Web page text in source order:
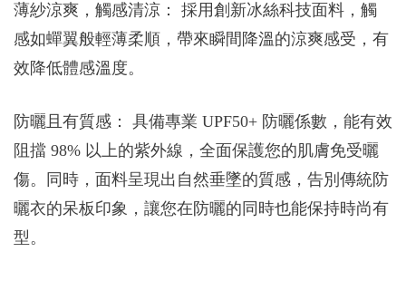
薄紗涼爽，觸感清涼： 採用創新冰絲科技面料，觸
感如蟬翼般輕薄柔順，帶來瞬間降溫的涼爽感受，有
效降低體感溫度。
防曬且有質感： 具備專業 UPF50+ 防曬係數，能有效
阻擋 98% 以上的紫外線，全面保護您的肌膚免受曬
傷。同時，面料呈現出自然垂墜的質感，告別傳統防
曬衣的呆板印象，讓您在防曬的同時也能保持時尚有
型。